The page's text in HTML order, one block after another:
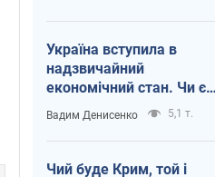
Україна вступила в
надзвичайний
економічний стан. Чи є
світло вкінці тунелю?
Вадим Денисенко 5,1 т.
Чий буде Крим, той і